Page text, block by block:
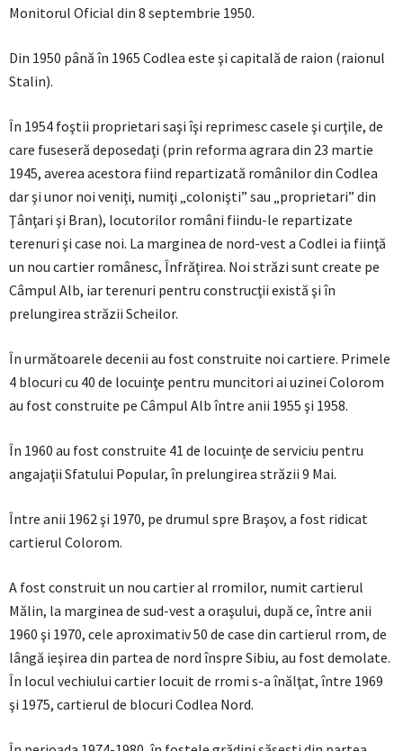
Monitorul Oficial din 8 septembrie 1950.
Din 1950 până în 1965 Codlea este şi capitală de raion (raionul
Stalin).
În 1954 foştii proprietari saşi îşi reprimesc casele şi curţile, de
care fuseseră deposedaţi (prin reforma agrara din 23 martie
1945, averea acestora fiind repartizată românilor din Codlea
dar şi unor noi veniţi, numiţi „colonişti” sau „proprietari” din
Ţânţari şi Bran), locutorilor români fiindu-le repartizate
terenuri şi case noi. La marginea de nord-vest a Codlei ia fiinţă
un nou cartier românesc, Înfrăţirea. Noi străzi sunt create pe
Câmpul Alb, iar terenuri pentru construcţii există şi în
prelungirea străzii Scheilor.
În următoarele decenii au fost construite noi cartiere. Primele
4 blocuri cu 40 de locuinţe pentru muncitori ai uzinei Colorom
au fost construite pe Câmpul Alb între anii 1955 şi 1958.
În 1960 au fost construite 41 de locuinţe de serviciu pentru
angajaţii Sfatului Popular, în prelungirea străzii 9 Mai.
Între anii 1962 şi 1970, pe drumul spre Braşov, a fost ridicat
cartierul Colorom.
A fost construit un nou cartier al rromilor, numit cartierul
Mălin, la marginea de sud-vest a oraşului, după ce, între anii
1960 şi 1970, cele aproximativ 50 de case din cartierul rrom, de
lângă ieşirea din partea de nord înspre Sibiu, au fost demolate.
În locul vechiului cartier locuit de rromi s-a înălţat, între 1969
şi 1975, cartierul de blocuri Codlea Nord.